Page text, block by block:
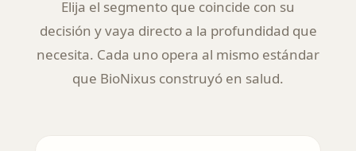
Elija el segmento que coincide con su
decisión y vaya directo a la profundidad que
necesita. Cada uno opera al mismo estándar
que BioNixus construyó en salud.